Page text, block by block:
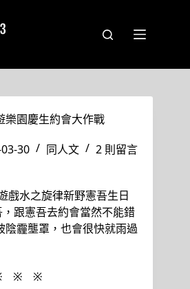
樂園慶生約會大作戰
30 同人文 2 則留言
戲水之旋律新野憲吾生日
跟憲吾去約會當然不能錯
陰霾壟罩，也會很快就雨過
※ ※